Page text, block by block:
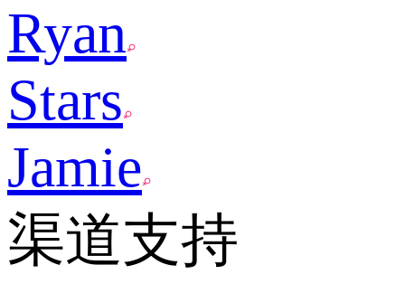
Ryan
Stars
Jamie
渠道支持